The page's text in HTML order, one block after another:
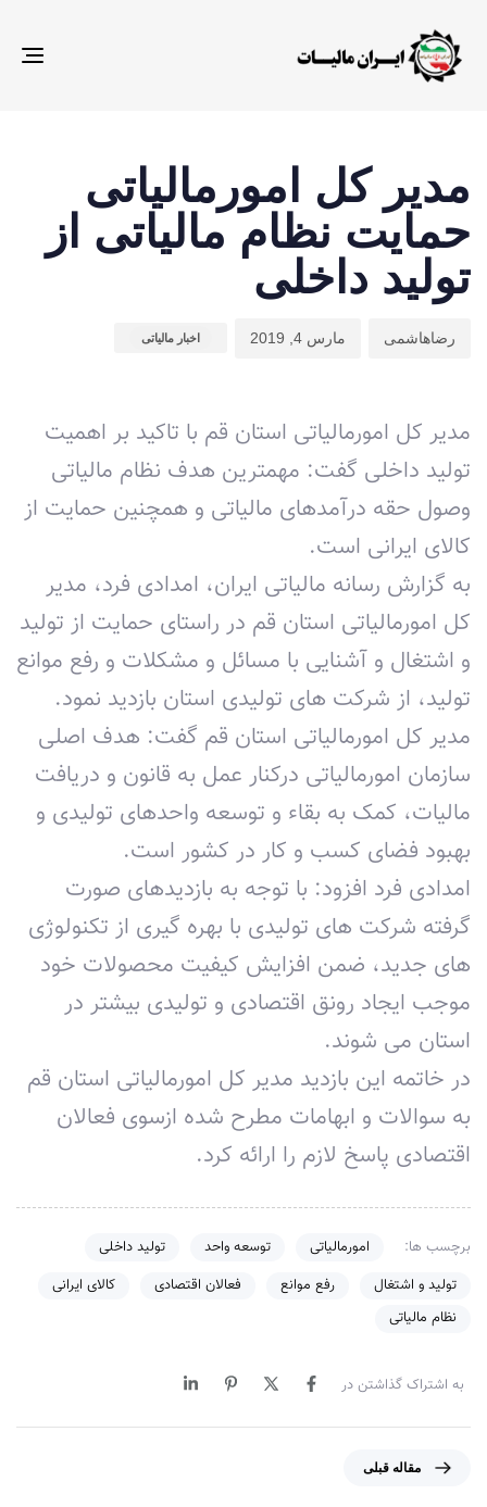
مدیر کل امورمالیاتی
حمایت نظام مالیاتی از
تولید داخلی
رضاهاشمی مارس 4, 2019 اخبار مالیاتی
مدیر کل امورمالیاتی استان قم با تاکید بر اهمیت
تولید داخلی گفت: مهمترین هدف نظام مالیاتی
وصول حقه درآمدهای مالیاتی و همچنین حمایت از
کالای ایرانی است.
به گزارش رسانه مالیاتی ایران، امدادی فرد، مدیر
کل امورمالیاتی استان قم در راستای حمایت از تولید
و اشتغال و آشنایی با مسائل و مشکلات و رفع موانع
تولید، از شرکت های تولیدی استان بازدید نمود.
مدیر کل امورمالیاتی استان قم گفت: هدف اصلی
سازمان امورمالیاتی درکنار عمل به قانون و دریافت
مالیات، کمک به بقاء و توسعه واحدهای تولیدی و
بهبود فضای کسب و کار در کشور است.
امدادی فرد افزود: با توجه به بازدیدهای صورت
گرفته شرکت های تولیدی با بهره گیری از تکنولوژی
های جدید، ضمن افزایش کیفیت محصولات خود
موجب ایجاد رونق اقتصادی و تولیدی بیشتر در
استان می شوند.
در خاتمه این بازدید مدیر کل امورمالیاتی استان قم
به سوالات و ابهامات مطرح شده ازسوی فعالان
اقتصادی پاسخ لازم را ارائه کرد.
برچسب ها: امورمالیاتی توسعه واحد
تولید داخلی
تولید و اشتغال
رفع موانع فعالان اقتصادی
کالای ایرانی
نظام مالیاتی
به اشتراک گذاشتن در
مقاله قبلی